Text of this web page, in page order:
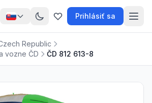
Prihlásiť sa
Republic
vozne ČD
ČD 812 613-8